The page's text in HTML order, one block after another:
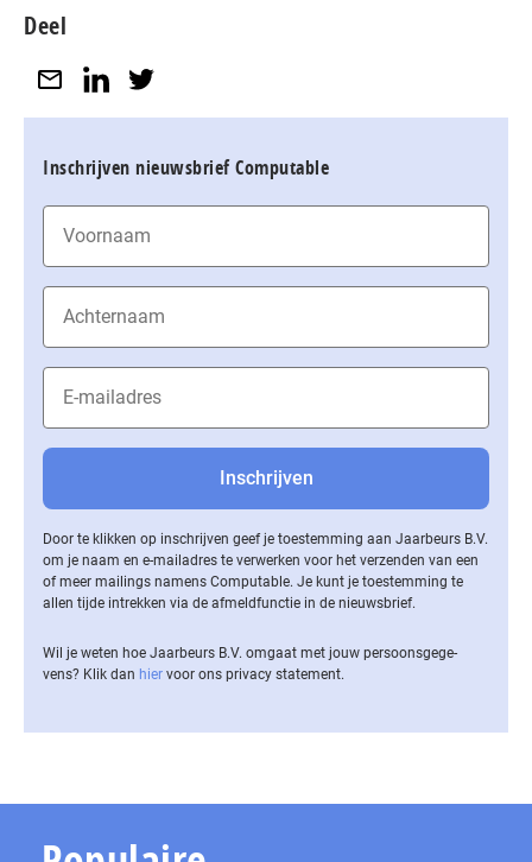
Deel
Inschrijven nieuwsbrief Computable
Door te klikken op inschrijven geef je toestemming aan Jaarbeurs B.V.
om je naam en e-mailadres te verwerken voor het verzenden van een
of meer mailings namens Computable. Je kunt je toestemming te
allen tijde intrekken via de af­meld­func­tie in de nieuwsbrief.
Wil je weten hoe Jaarbeurs B.V. omgaat met jouw per­soons­ge­ge­
vens? Klik dan hier voor ons privacy statement.